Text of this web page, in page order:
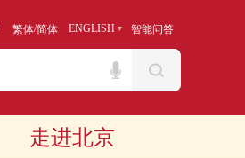
繁体/简体 ENGLISH 智能问答
走进北京